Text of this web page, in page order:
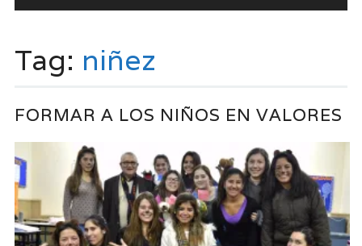
Tag: niñez
FORMAR A LOS NIÑOS EN VALORES